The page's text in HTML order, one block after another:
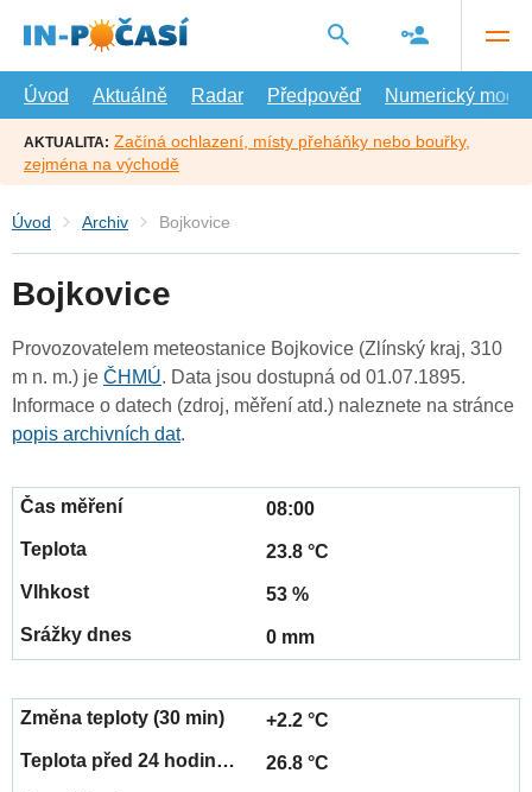
hlavní
Úvod
Aktuálně Radar Předpověď Numerický model
AKTUALITA: Začíná ochlazení, místy přeháňky nebo bouřky,
zejména na východě
Úvod Archiv Bojkovice
Bojkovice
Provozovatelem meteostanice Bojkovice (Zlínský kraj, 310
m n. m.) je ČHMÚ. Data jsou dostupná od 01.07.1895.
Informace o datech (zdroj, měření atd.) naleznete na stránce
popis archivních dat.
08:00
23.8 °C
53 %
0 mm
+2.2 °C
26.8 °C